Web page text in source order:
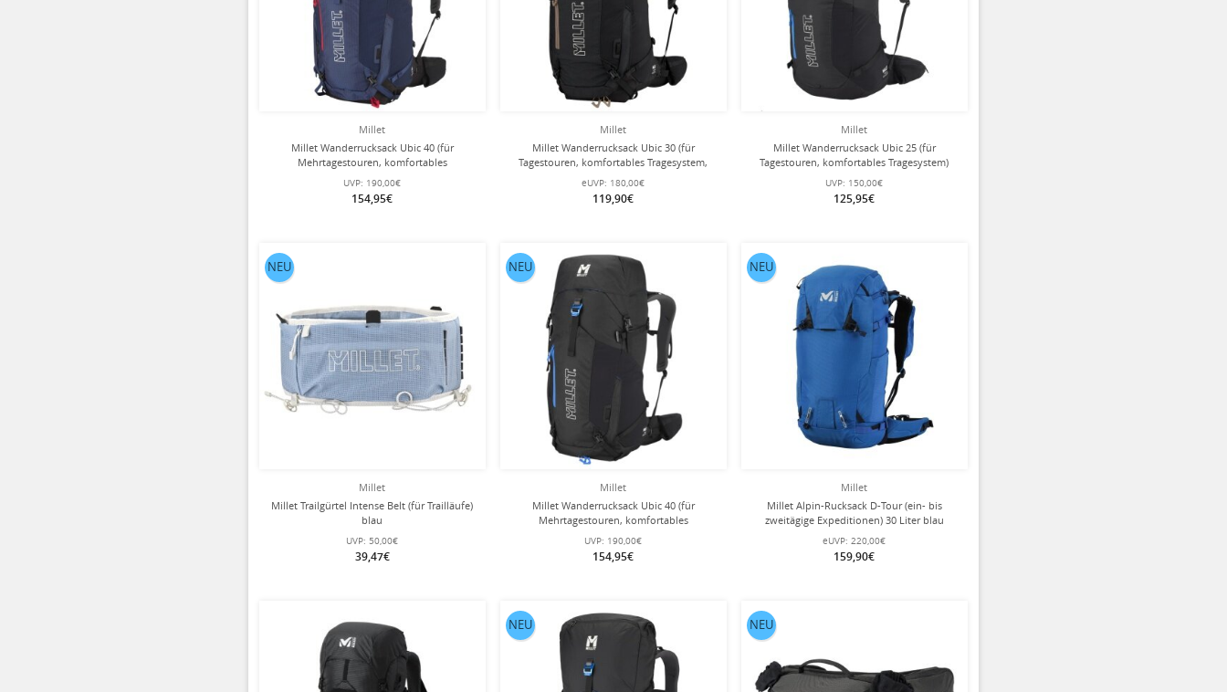
Millet
Millet Wanderrucksack Ubic 40 (für
Mehrtagestouren, komfortables
Liter
UVP: 190,00€
154,95€
Millet
Millet Wanderrucksack Ubic 30 (für
Tagestouren, komfortables Tragesystem,
eUVP: 180,00€
119,90€
Millet
Millet Wanderrucksack Ubic 25 (für
Tagestouren, komfortables Tragesystem)
UVP: 150,00€
125,95€
Millet
Millet Trailgürtel Intense Belt (für Trailläufe)
blau
UVP: 50,00€
39,47€
NEU
Millet
Millet Wanderrucksack Ubic 40 (für
Mehrtagestouren, komfortables
Liter
UVP: 190,00€
154,95€
NEU
Millet
Millet Alpin-Rucksack D-Tour (ein- bis
zweitägige Expeditionen) 30 Liter blau
eUVP: 220,00€
159,90€
NEU
NEU NEU